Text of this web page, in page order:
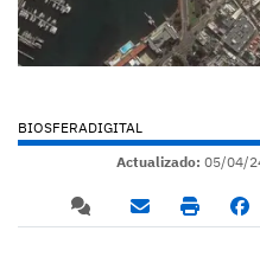
BIOSFERADIGITAL
Actualizado: 05/04/